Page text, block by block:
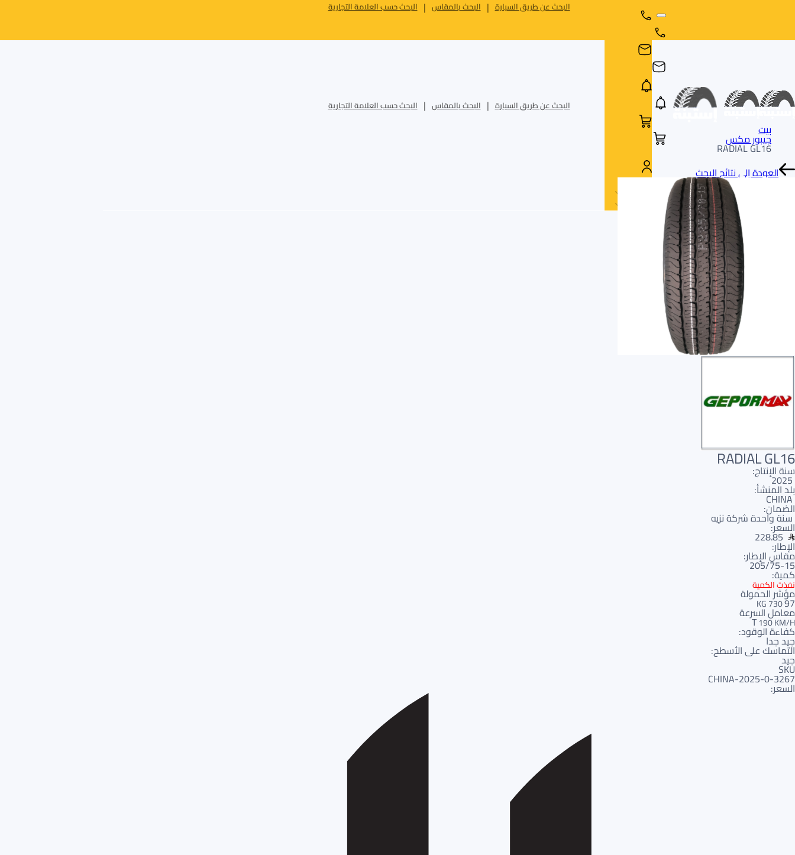
البحث عن طريق السيارة البحث بالمقاس البحث حسب العلامة التجارية
البحث عن طريق السيارة البحث بالمقاس البحث حسب العلامة التجارية
بيت
جيبور مكس
RADIAL GL16
العودة إلى نتائج البحث
RADIAL GL16
سنة الإنتاج:
2025
بلد المنشأ:
CHINA
الضمان:
سنة واحدة شركة نزيه
السعر:
228.85
الإطار:
مقاس الإطار:
205/75-15
كمية:
نفذت الكمية
مؤشر الحمولة
97
730 KG
معامل السرعة
T190 KM/H
كفاءة الوقود:
جيد جدا
التماسك على الأسطح:
جيد
SKU
3267-CHINA-2025-0
السعر: